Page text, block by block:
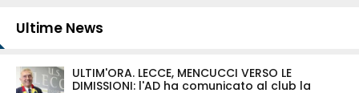
Ultime News
ULTIM'ORA. LECCE, MENCUCCI VERSO LE
DIMISSIONI: l'AD ha comunicato al club la